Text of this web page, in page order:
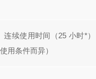
续使用时间（25 小时*）
用条件而异）